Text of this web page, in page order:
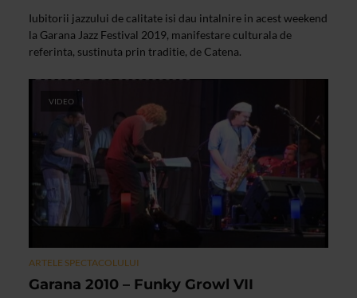
Iubitorii jazzului de calitate isi dau intalnire in acest weekend
la Garana Jazz Festival 2019, manifestare culturala de
referinta, sustinuta prin traditie, de Catena.
VIDEO
ARTELE SPECTACOLULUI
Garana 2010 – Funky Growl VII